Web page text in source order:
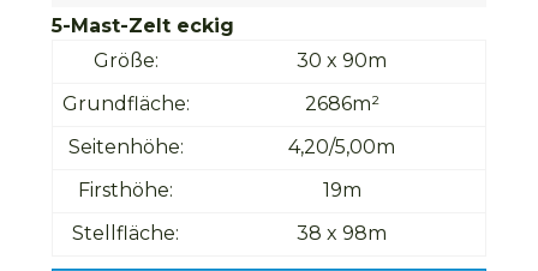
5-Mast-Zelt eckig
Größe:
30 x 90m
Grundfläche:
2686m²
Seitenhöhe:
4,20/5,00m
Firsthöhe:
19m
Stellfläche:
38 x 98m